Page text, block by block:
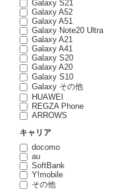
Galaxy S21
Galaxy A52
Galaxy A51
Galaxy Note20 Ultra
Galaxy A21
Galaxy A41
Galaxy S20
Galaxy A20
Galaxy S10
Galaxy その他
HUAWEI
REGZA Phone
ARROWS
キャリア
docomo
au
SoftBank
Y!mobile
その他